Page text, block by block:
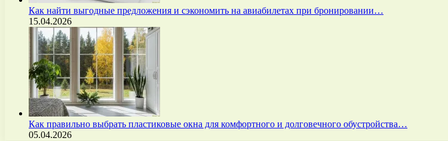
Как найти выгодные предложения и сэкономить на авиабилетах при бронировании…
15.04.2026
Как правильно выбрать пластиковые окна для комфортного и долговечного обустройства…
05.04.2026